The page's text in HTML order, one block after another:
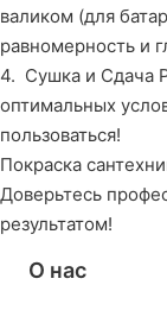
валиком (для
равномерность и
4. Сушка и Сдача
оптимальных
пользоваться!
Покраска
Доверьтесь
результатом!
О нас